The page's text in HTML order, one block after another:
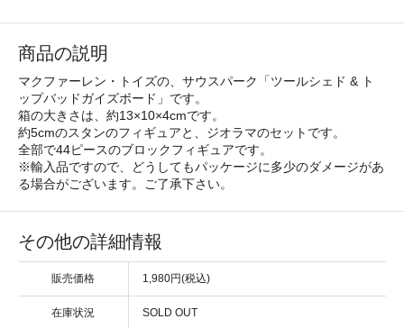
商品の説明
マクファーレン・トイズの、サウスパーク「ツールシェド & ト
ップバッドガイズボード」です。
箱の大きさは、約13×10×4cmです。
約5cmのスタンのフィギュアと、ジオラマのセットです。
全部で44ピースのブロックフィギュアです。
※輸入品ですので、どうしてもパッケージに多少のダメージがあ
る場合がございます。ご了承下さい。
その他の詳細情報
販売価格 1,980円(税込)
在庫状況 SOLD OUT